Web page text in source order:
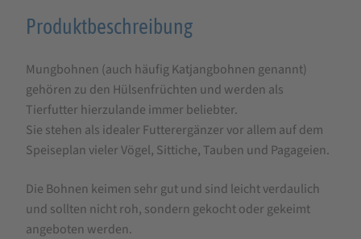
Produktbeschreibung
Mung-
/
Katjangbohnen
Produktbeschreibung
Mungbohnen (auch häufig Katjangbohnen genannt)
gehören zu den Hülsenfrüchten und werden als
Tierfutter hierzulande immer beliebter.
Sie stehen als idealer Futterergänzer vor allem auf dem
Speiseplan vieler Vögel, Sittiche, Tauben und Pagageien.
Die Bohnen keimen sehr gut und sind leicht verdaulich
und sollten nicht roh, sondern gekocht oder gekeimt
angeboten werden.